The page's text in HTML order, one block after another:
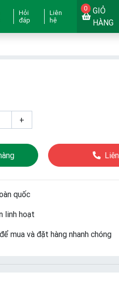
Hỏi
đáp
Liên
hệ
GIỎ
HÀNG
0
+
quốc
linh hoạt
mua và đặt hàng nhanh chóng